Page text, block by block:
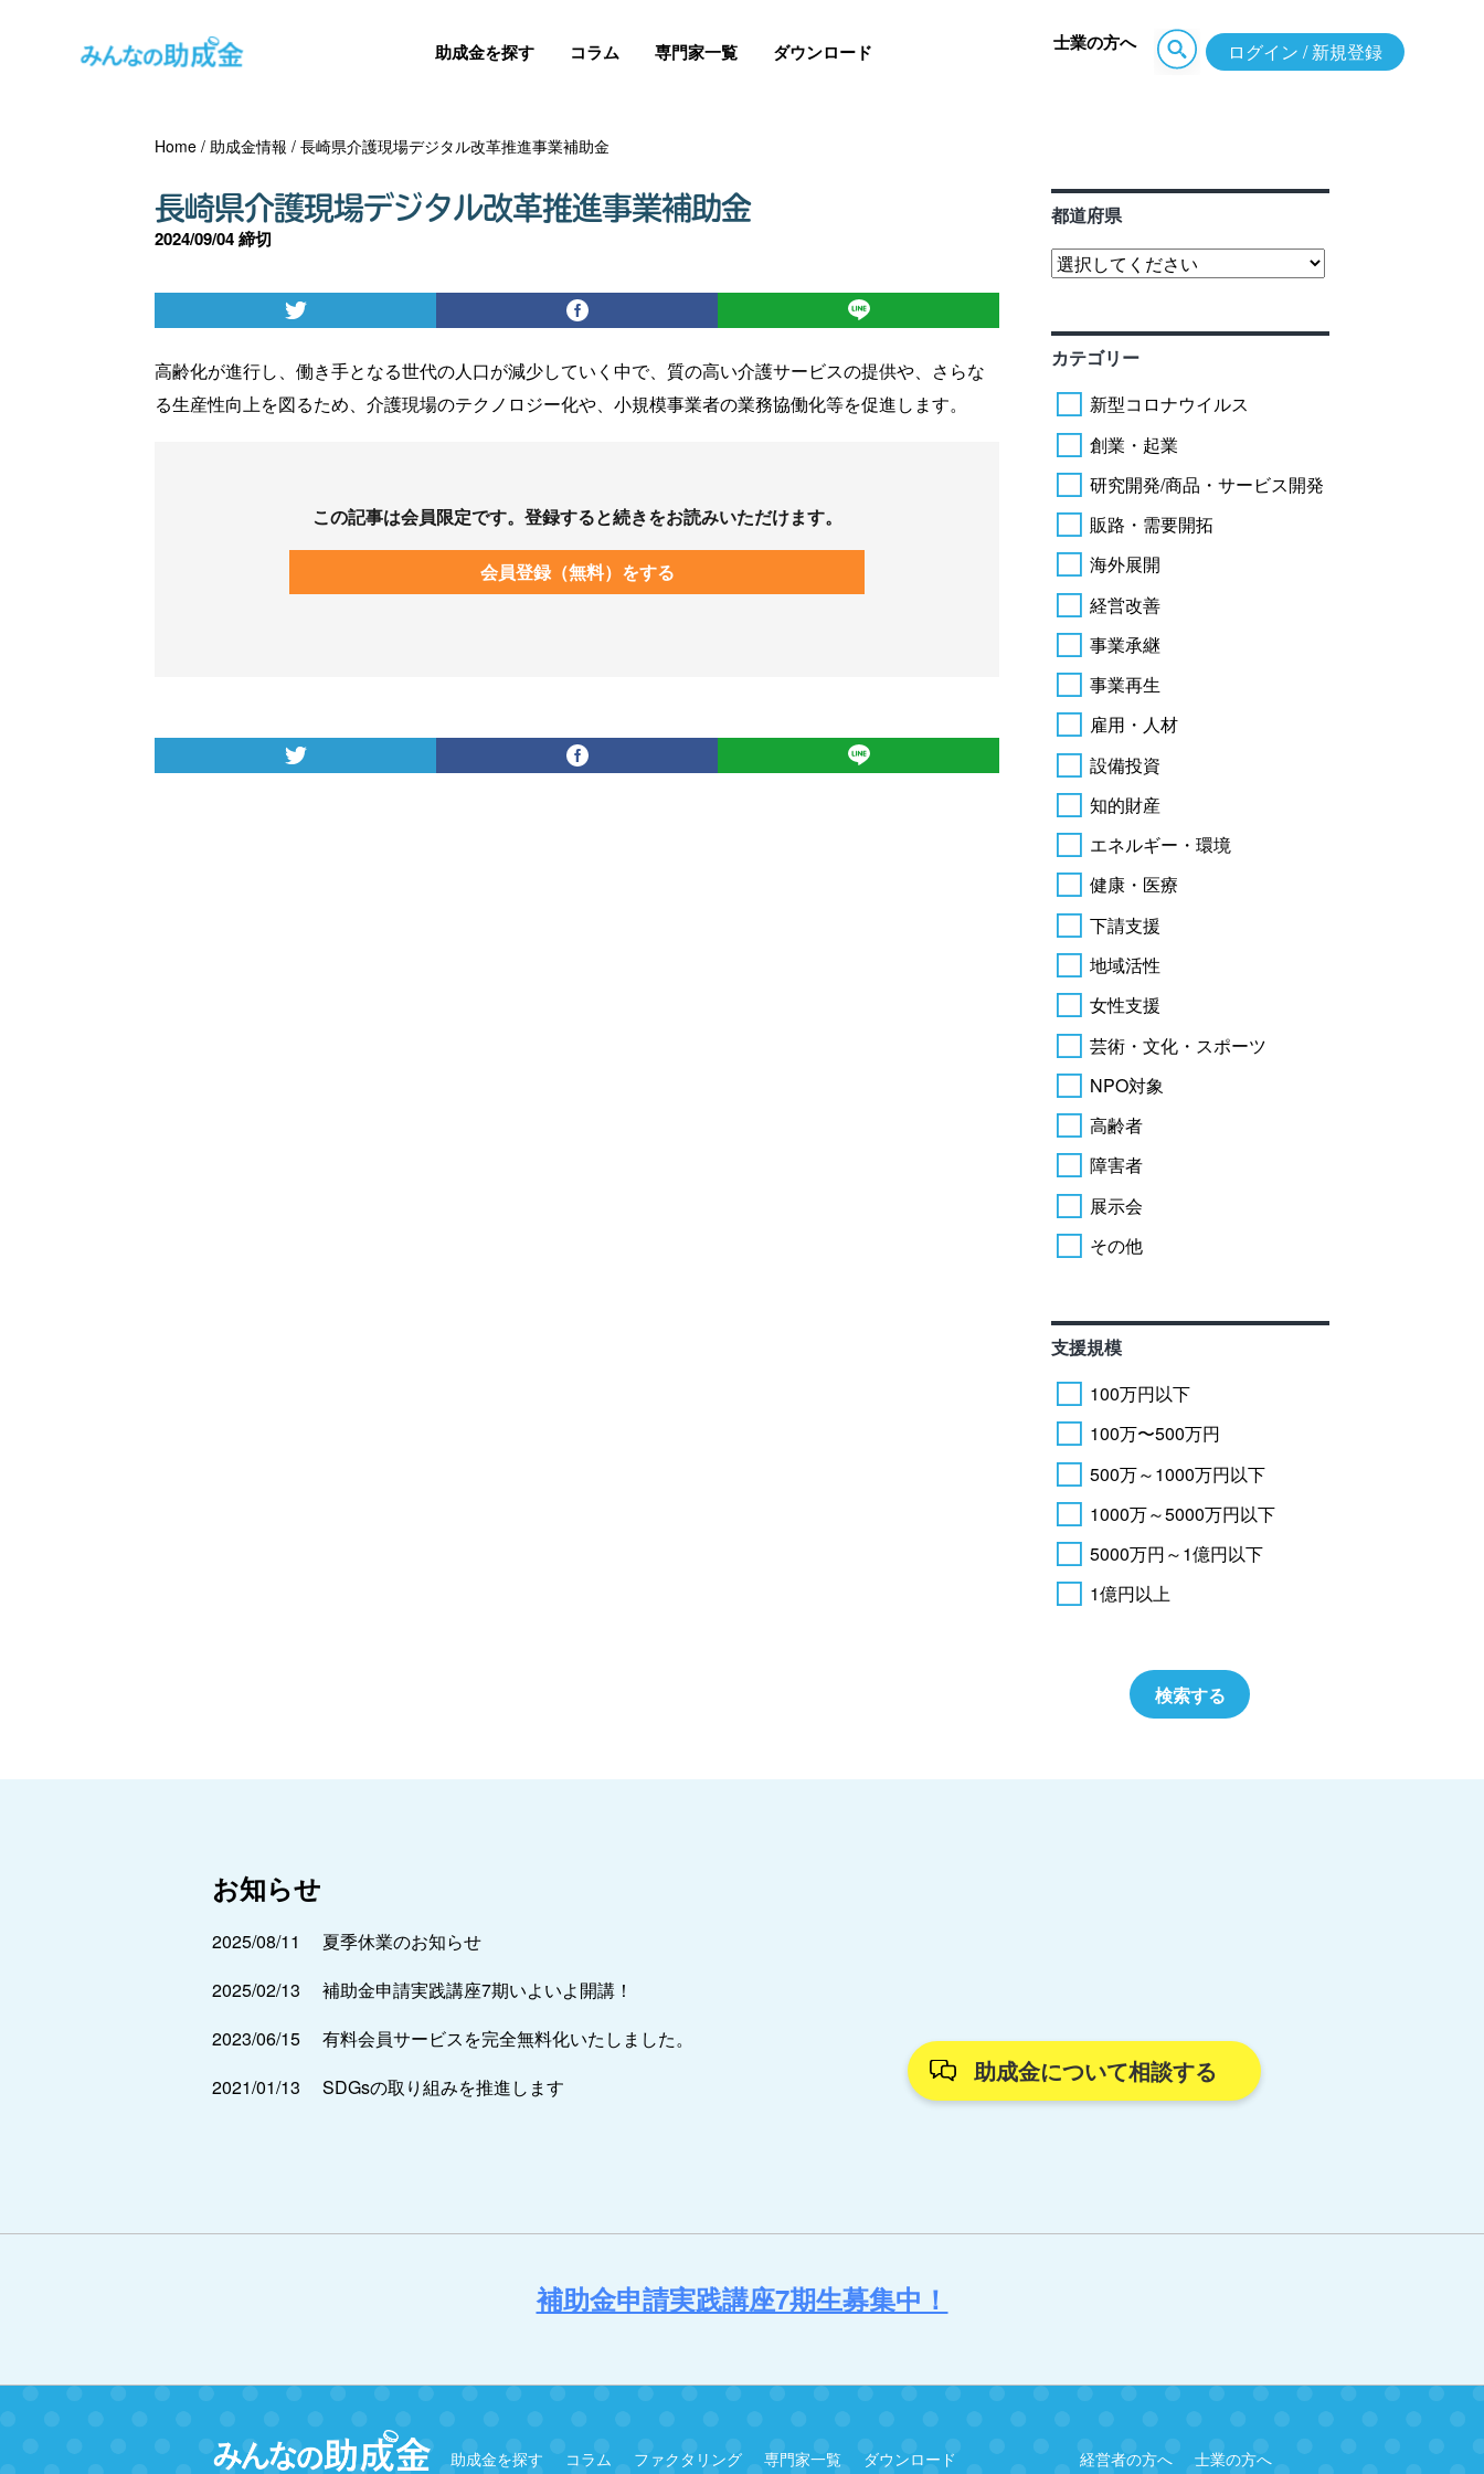
助成金を探す コラム 専門家一覧 ダウンロード 士業の方へ ログイン / 新規登録
Home /助成金情報 /長崎県介護現場デジタル改革推進事業補助金
長崎県介護現場デジタル改革推進事業補助金
2024/09/04 締切
高齢化が進行し、働き手となる世代の人口が減少していく中で、質の高い介護サービスの提供や、さらな
る生産性向上を図るため、介護現場のテクノロジー化や、小規模事業者の業務協働化等を促進します。
この記事は会員限定です。登録すると続きをお読みいただけます。
会員登録（無料）をする
都道府県
カテゴリー
新型コロナウイルス
創業・起業
研究開発/商品・サービス開発
販路・需要開拓
海外展開
経営改善
事業承継
事業再生
雇用・人材
設備投資
知的財産
エネルギー・環境
健康・医療
下請支援
地域活性
女性支援
芸術・文化・スポーツ
NPO対象
高齢者
障害者
展示会
その他
支援規模
100万円以下
100万〜500万円
500万～1000万円以下
1000万～5000万円以下
5000万円～1億円以下
1億円以上
お知らせ
2025/08/11
夏季休業のお知らせ
2025/02/13
補助金申請実践講座7期いよいよ開講！
2023/06/15
有料会員サービスを完全無料化いたしました。
2021/01/13
SDGsの取り組みを推進します
助成金について相談する
補助金申請実践講座7期生募集中！
助成金を探す コラム ファクタリング 専門家一覧 ダウンロード 経営者の方へ 士業の方へ